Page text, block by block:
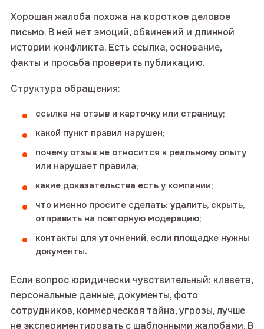
Хорошая жалоба похожа на короткое деловое
письмо. В ней нет эмоций, обвинений и длинной
истории конфликта. Есть ссылка, основание,
факты и просьба проверить публикацию.
Структура обращения:
ссылка на отзыв и карточку или страницу;
какой пункт правил нарушен;
почему отзыв не относится к реальному опыту
или нарушает правила;
какие доказательства есть у компании;
что именно просите сделать: удалить, скрыть,
отправить на повторную модерацию;
контакты для уточнений, если площадке нужны
документы.
Если вопрос юридически чувствительный: клевета,
персональные данные, документы, фото
сотрудников, коммерческая тайна, угрозы, лучше
не экспериментировать с шаблонными жалобами. В
оставьте
заявку